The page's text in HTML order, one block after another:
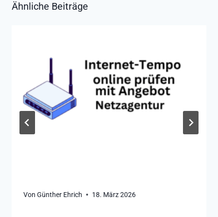
Ähnliche Beiträge
Von Günther Ehrich 18. März 2026